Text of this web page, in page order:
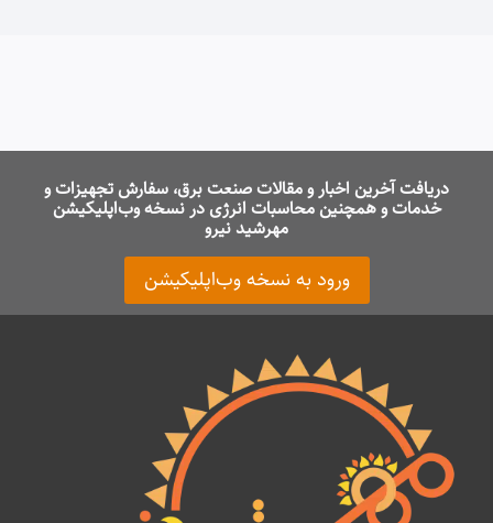
دریافت آخرین اخبار و مقالات صنعت برق، سفارش تجهیزات و
خدمات و همچنین محاسبات انرژی در نسخه وب‌اپلیکیشن
مهرشید نیرو
ورود به نسخه وب‌اپلیکیشن